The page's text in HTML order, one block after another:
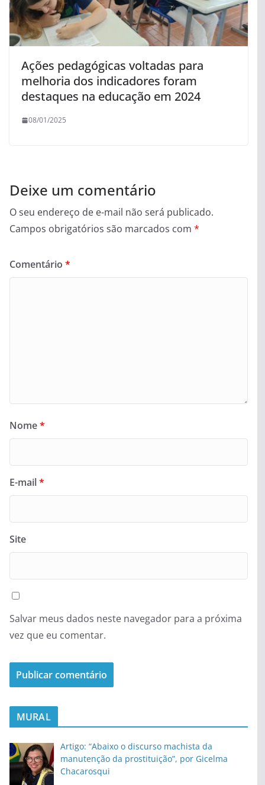
Ações pedagógicas voltadas para
melhoria dos indicadores foram
destaques na educação em 2024
08/01/2025
Deixe um comentário
O seu endereço de e-mail não será publicado.
Campos obrigatórios são marcados com *
Comentário *
Nome*
E-mail*
Site
Salvar meus dados neste navegador para a próxima
vez que eu comentar.
MURAL
Artigo: “Abaixo o discurso machista da
manutenção da prostituição”, por Gicelma
Chacarosqui